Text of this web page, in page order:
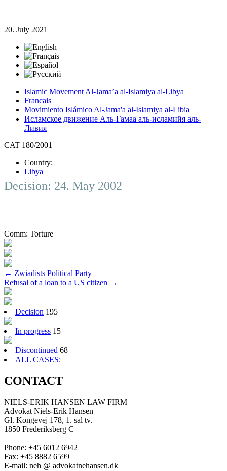
20. July 2021
Islamic Movement Al‑Jama’a al‑Islamiya al‑Libya
Francais
Movimiento Islámico Al‑Jama'a al‑Islamiya al‑Libia
Исламское движение Аль-Гамаа аль-исламийя аль-
Ливия
CAT 180/2001
Country:
Libya
Decision: 24. May 2002
Comm: Torture
Post
navigation
← Zwiadists Political Party
Refusal of a loan to a US citizen →
Decision 195
In progress 15
Discontinued 68
ALL CASES:
CONTACT
NIELS-ERIK HANSEN LAW FIRM
Advokat Niels-Erik Hansen
Gl. Kongevej 178, 1. sal tv.
1850 Frederiksberg C
Phone: +45 6012 6942
Fax: +45 8882 6599
E-mail: neh @ advokatnehansen.dk